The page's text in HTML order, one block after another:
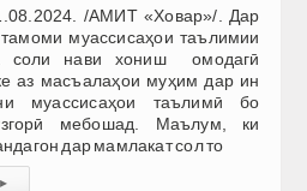
/АМИТ «Ховар»/. Дар
муассисаҳои таълимии
соли нави хониш омодагӣ
аз масъалаҳои муҳим дар ин
муассисаҳои таълимӣ бо
мебошад. Маълум, ки
дар мамлакат сол то
▸